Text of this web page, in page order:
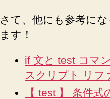
さて、他にも参考に
ます！
if 文と test コマ
スクリプト リフ
【 test 】 条件